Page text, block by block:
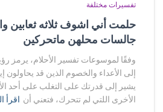
تفسيرات مختلفة
حلمت أني اشوف ثلاثه ثعابين
جالسات محلهن ماتحركين
وفقًا لموسوعات تفسير الأحلام، يرمز
إلى الأعداء والخصوم الذين قد يحاولون
يشير إلى قدرتك على التغلب على أحد
الأخرى اللتي لم تتحرك، فتعني أن اقرأ